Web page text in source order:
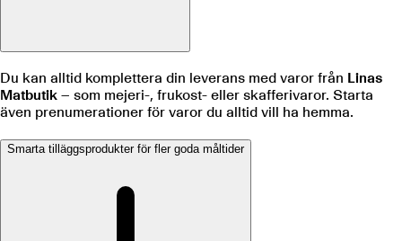
Du kan alltid komplettera din leverans med varor från Linas
Matbutik – som mejeri-, frukost- eller skafferivaror. Starta
även prenumerationer för varor du alltid vill ha hemma.
Smarta tilläggsprodukter för fler goda måltider